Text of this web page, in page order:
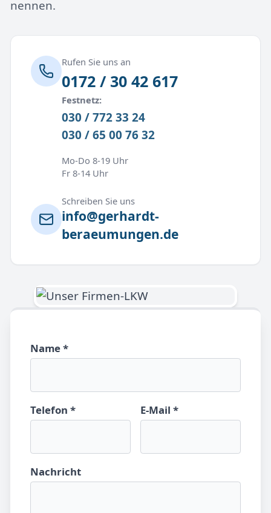
nennen.
Rufen Sie uns an
0172 / 30 42 617
Festnetz:
030 / 772 33 24
030 / 65 00 76 32
Mo-Do 8-19 Uhr
Fr 8-14 Uhr
Schreiben Sie uns
info@gerhardt-
beraeumungen.de
Name *
Telefon * E-Mail *
Nachricht